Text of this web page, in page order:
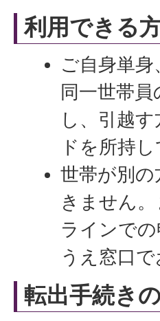
利用できる
ご自身単
同一世帯
し、引越
ドを所持
世帯が別
きません
ラインで
うえ窓口
転出手続き